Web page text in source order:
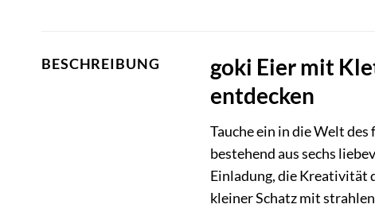
BESCHREIBUNG
goki Eier mit
entdecken
Tauche ein in die Welt
bestehend aus sechs
Einladung, die Kreativität
kleiner Schatz mit